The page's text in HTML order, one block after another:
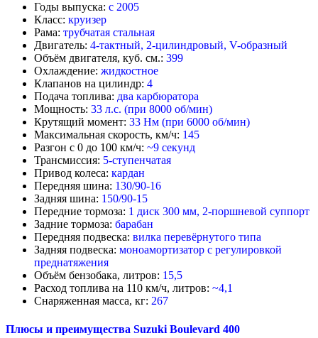
Годы выпуска: с 2005
Класс: круизер
Рама: трубчатая стальная
Двигатель: 4-тактный, 2-цилиндровый, V-образный
Объём двигателя, куб. см.: 399
Охлаждение: жидкостное
Клапанов на цилиндр: 4
Подача топлива: два карбюратора
Мощность: 33 л.с. (при 8000 об/мин)
Крутящий момент: 33 Нм (при 6000 об/мин)
Максимальная скорость, км/ч: 145
Разгон с 0 до 100 км/ч: ~9 секунд
Трансмиссия: 5-ступенчатая
Привод колеса: кардан
Передняя шина: 130/90-16
Задняя шина: 150/90-15
Передние тормоза: 1 диск 300 мм, 2-поршневой суппорт
Задние тормоза: барабан
Передняя подвеска: вилка перевёрнутого типа
Задняя подвеска: моноамортизатор с регулировкой
преднатяжения
Объём бензобака, литров: 15,5
Расход топлива на 110 км/ч, литров: ~4,1
Снаряженная масса, кг: 267
Плюсы и преимущества Suzuki Boulevard 400